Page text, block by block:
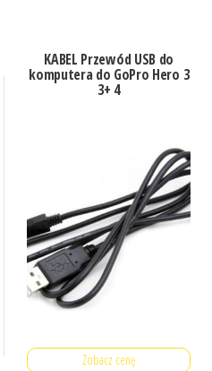
KABEL Przewód USB do
komputera do GoPro Hero 3
3+ 4
Zobacz cenę